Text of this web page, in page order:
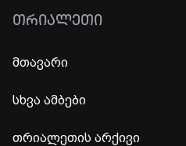
ᲗᲠᲘᲐᲚᲔᲗᲘ
მთავარი
სხვა ამბები
თრიალეთის არქივი